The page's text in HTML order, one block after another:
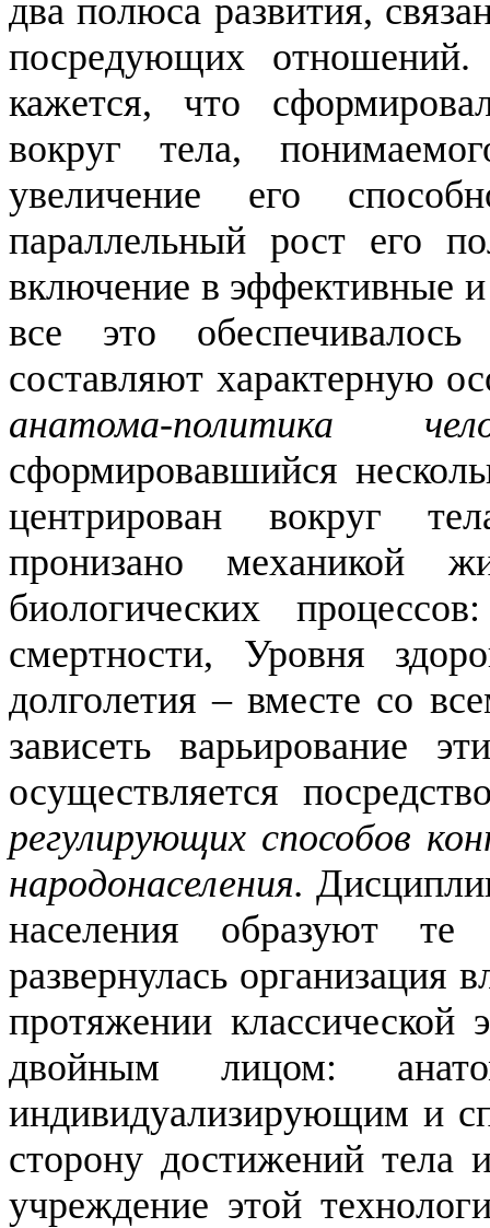
два полюса развития,
посредующих
кажется, что
вокруг тела,
увеличение его
параллельный рост его
включение в эффективные
все это
составляют характерную
анатома-политика
сформировавшийся
центрирован вокруг
пронизано механикой
биологических
смертности, Уровня
долголетия – вместе со
зависеть варьирование
осуществляется
регулирующих способов
народонаселения.
населения образуют
развернулась организация
протяжении классической
двойным лицом:
индивидуализирующим и
сторону достижений тела
учреждение этой